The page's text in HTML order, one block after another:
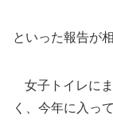
といった報告が
女子トイレに
く、今年に入っ